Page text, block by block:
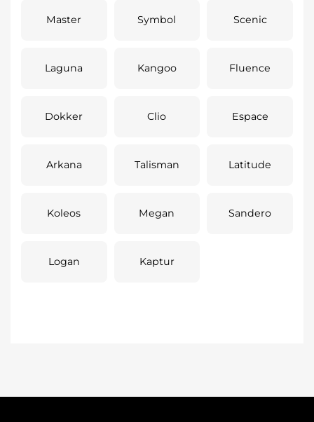
Master Symbol Scenic
Laguna Kangoo Fluence
Dokker Clio Espace
Arkana Talisman Latitude
Koleos Megan Sandero
Logan Kaptur